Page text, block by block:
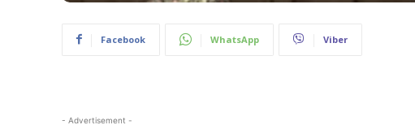
Facebook WhatsApp Viber
- Advertisement -